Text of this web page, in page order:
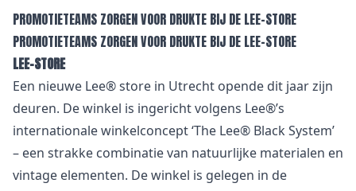
PROMOTIETEAMS ZORGEN VOOR DRUKTE BIJ DE LEE-STORE
PROMOTIETEAMS ZORGEN VOOR DRUKTE BIJ DE LEE-STORE
LEE-STORE
Een nieuwe Lee® store in Utrecht opende dit jaar zijn
deuren. De winkel is ingericht volgens Lee®’s
internationale winkelconcept ‘The Lee® Black System’
– een strakke combinatie van natuurlijke materialen en
vintage elementen. De winkel is gelegen in de